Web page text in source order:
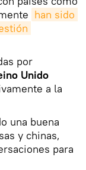
han sido
por
Unido
a la
una buena
y chinas,
para